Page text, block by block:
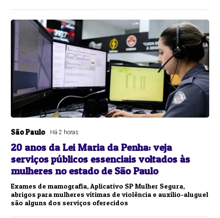
São Paulo Há 2 horas
20 anos da Lei Maria da Penha: veja
serviços públicos essenciais voltados às
mulheres no estado de São Paulo
Exames de mamografia, Aplicativo SP Mulher Segura,
abrigos para mulheres vítimas de violência e auxílio-aluguel
são alguns dos serviços oferecidos